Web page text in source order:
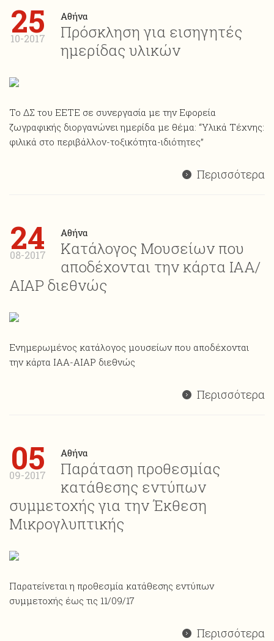
25
10-2017
Αθήνα
Πρόσκληση για εισηγητές
ημερίδας υλικών
Το ΔΣ του ΕΕΤΕ σε συνεργασία με την Εφορεία
ζωγραφικής διοργανώνει ημερίδα με θέμα: “Υλικά Τέχνης:
φιλικά στο περιβάλλον-τοξικότητα-ιδιότητες”
Περισσότερα
24
08-2017
Αθήνα
Κατάλογος Μουσείων που
αποδέχονται την κάρτα ΙΑΑ/
ΑΙΑP διεθνώς
Ενημερωμένος κατάλογος μουσείων που αποδέχονται
την κάρτα ΙΑΑ-AIAP διεθνώς
Περισσότερα
05
09-2017
Αθήνα
Παράταση προθεσμίας
κατάθεσης εντύπων
συμμετοχής για την Έκθεση
Μικρογλυπτικής
Παρατείνεται η προθεσμία κατάθεσης εντύπων
συμμετοχής έως τις 11/09/17
Περισσότερα